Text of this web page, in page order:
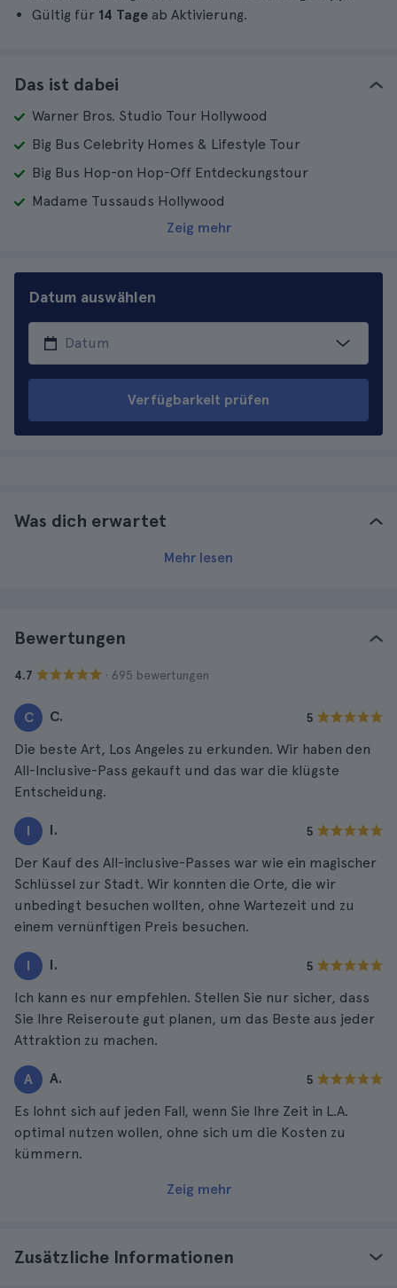
Gültig für 14 Tage ab Aktivierung.
Das ist dabei
Warner Bros. Studio Tour Hollywood
Big Bus Celebrity Homes & Lifestyle Tour
Big Bus Hop-on Hop-Off Entdeckungstour
Madame Tussauds Hollywood
Zeig mehr
Datum auswählen
Verfügbarkeit prüfen
Was dich erwartet
Mehr lesen
Bewertungen
4.7 · 695 bewertungen
C C. 5
Die beste Art, Los Angeles zu erkunden. Wir haben den
All-Inclusive-Pass gekauft und das war die klügste
Entscheidung.
I I. 5
Der Kauf des All-inclusive-Passes war wie ein magischer
Schlüssel zur Stadt. Wir konnten die Orte, die wir
unbedingt besuchen wollten, ohne Wartezeit und zu
einem vernünftigen Preis besuchen.
I I. 5
Ich kann es nur empfehlen. Stellen Sie nur sicher, dass
Sie Ihre Reiseroute gut planen, um das Beste aus jeder
Attraktion zu machen.
A A. 5
Es lohnt sich auf jeden Fall, wenn Sie Ihre Zeit in L.A.
optimal nutzen wollen, ohne sich um die Kosten zu
kümmern.
Zeig mehr
Zusätzliche Informationen